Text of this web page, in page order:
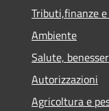
Tributi,finanze
Ambiente
Salute,
Autorizzazioni
Agricoltura e